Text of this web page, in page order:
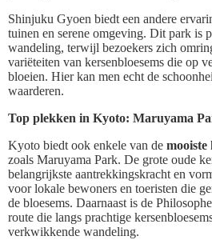
Shinjuku Gyoen biedt een andere
tuinen en serene omgeving. Dit park is
wandeling, terwijl bezoekers zich
variëteiten van kersenbloesems die op
bloeien. Hier kan men echt de
waarderen.
Top plekken in Kyoto: Maruyama
Kyoto biedt ook enkele van de mooiste
zoals Maruyama Park. De grote oude
belangrijkste aantrekkingskracht en
voor lokale bewoners en toeristen die
de bloesems. Daarnaast is de
route die langs prachtige
verkwikkende wandeling.